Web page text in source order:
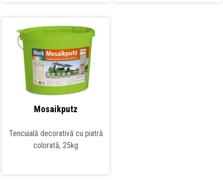
Mosaikputz
Tencuială decorativă cu piatră
colorată, 25kg